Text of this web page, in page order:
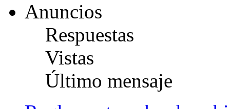
Anuncios
Respuestas
Vistas
Último mensaje